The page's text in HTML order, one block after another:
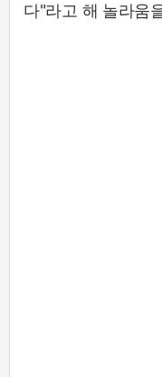
다"라고 해 놀라움